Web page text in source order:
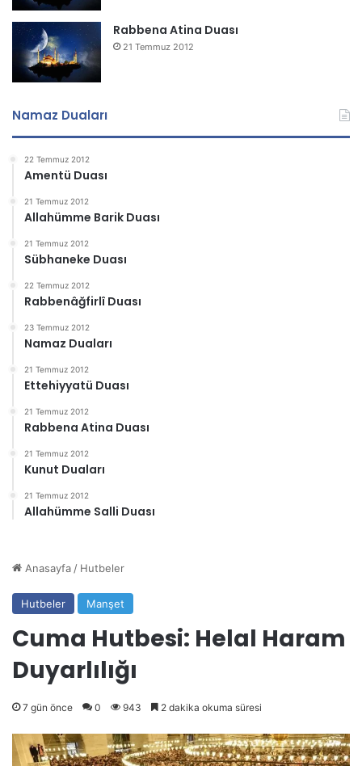
Rabbena Atina Duası
21 Temmuz 2012
Namaz Duaları
22 Temmuz 2012
Amentü Duası
21 Temmuz 2012
Allahümme Barik Duası
21 Temmuz 2012
Sübhaneke Duası
22 Temmuz 2012
Rabbenâğfirlî Duası
23 Temmuz 2012
Namaz Duaları
21 Temmuz 2012
Ettehiyyatü Duası
21 Temmuz 2012
Rabbena Atina Duası
21 Temmuz 2012
Kunut Duaları
21 Temmuz 2012
Allahümme Salli Duası